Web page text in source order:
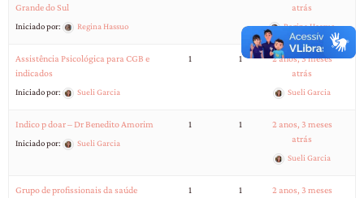
Grande do Sul
Iniciado por: Regina Hassuo
atrás
Regina Hassuo
Assistência Psicológica para CGB e
indicados
Iniciado por: Sueli Garcia
1 1
2 anos, 3 meses
atrás
Sueli Garcia
Indico p doar – Dr Benedito Amorim
Iniciado por: Sueli Garcia
1 1
2 anos, 3 meses
atrás
Sueli Garcia
Grupo de profissionais da saúde
1 1
2 anos, 3 meses